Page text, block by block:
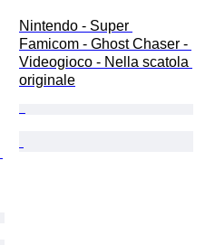
Nintendo - Super
Famicom - Ghost Chaser -
Videogioco - Nella scatola
originale